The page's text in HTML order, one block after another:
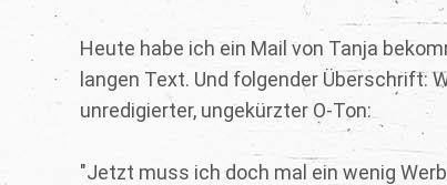
Heute habe ich ein Mail von Tanja
langen Text. Und folgender Überschrift:
unredigierter, ungekürzter O-Ton:
"Jetzt muss ich doch mal ein wenig